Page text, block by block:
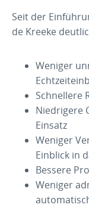
Seit der
de Kreeke
Weniger
Schnellere
Niedrigere
Einsatz
Weniger
Einblick in
Bessere
Weniger